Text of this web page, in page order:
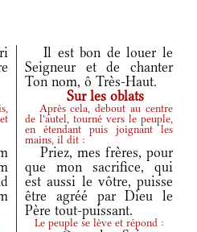
Il est bon de louer le
Seigneur et de chanter
Ton nom, ô Très-Haut.
Sur les oblats
Après cela, debout au centre
de l'autel, tourné vers le peuple,
en étendant puis joignant les
mains, il dit :
Priez, mes frères, pour
que mon sacrifice, qui
est aussi le vôtre, puisse
être agréé par Dieu le
Père tout-puissant.
Le peuple se lève et répond :